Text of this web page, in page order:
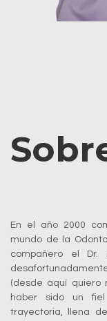
En el año 2000
mundo de la
compañero el Dr.
(desde aquí quiero
haber sido un fiel
trayectoria, llena